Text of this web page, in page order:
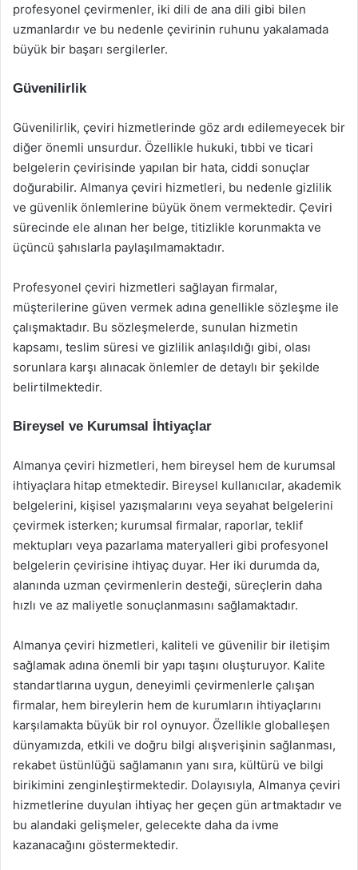
profesyonel çevirmenler, iki dili de ana dili gibi bilen
uzmanlardır ve bu nedenle çevirinin ruhunu yakalamada
büyük bir başarı sergilerler.
Güvenilirlik
Güvenilirlik, çeviri hizmetlerinde göz ardı edilemeyecek bir
diğer önemli unsurdur. Özellikle hukuki, tıbbi ve ticari
belgelerin çevirisinde yapılan bir hata, ciddi sonuçlar
doğurabilir. Almanya çeviri hizmetleri, bu nedenle gizlilik
ve güvenlik önlemlerine büyük önem vermektedir. Çeviri
sürecinde ele alınan her belge, titizlikle korunmakta ve
üçüncü şahıslarla paylaşılmamaktadır.
Profesyonel çeviri hizmetleri sağlayan firmalar,
müşterilerine güven vermek adına genellikle sözleşme ile
çalışmaktadır. Bu sözleşmelerde, sunulan hizmetin
kapsamı, teslim süresi ve gizlilik anlaşıldığı gibi, olası
sorunlara karşı alınacak önlemler de detaylı bir şekilde
belirtilmektedir.
Bireysel ve Kurumsal İhtiyaçlar
Almanya çeviri hizmetleri, hem bireysel hem de kurumsal
ihtiyaçlara hitap etmektedir. Bireysel kullanıcılar, akademik
belgelerini, kişisel yazışmalarını veya seyahat belgelerini
çevirmek isterken; kurumsal firmalar, raporlar, teklif
mektupları veya pazarlama materyalleri gibi profesyonel
belgelerin çevirisine ihtiyaç duyar. Her iki durumda da,
alanında uzman çevirmenlerin desteği, süreçlerin daha
hızlı ve az maliyetle sonuçlanmasını sağlamaktadır.
Almanya çeviri hizmetleri, kaliteli ve güvenilir bir iletişim
sağlamak adına önemli bir yapı taşını oluşturuyor. Kalite
standartlarına uygun, deneyimli çevirmenlerle çalışan
firmalar, hem bireylerin hem de kurumların ihtiyaçlarını
karşılamakta büyük bir rol oynuyor. Özellikle globalleşen
dünyamızda, etkili ve doğru bilgi alışverişinin sağlanması,
rekabet üstünlüğü sağlamanın yanı sıra, kültürü ve bilgi
birikimini zenginleştirmektedir. Dolayısıyla, Almanya çeviri
hizmetlerine duyulan ihtiyaç her geçen gün artmaktadır ve
bu alandaki gelişmeler, gelecekte daha da ivme
kazanacağını göstermektedir.